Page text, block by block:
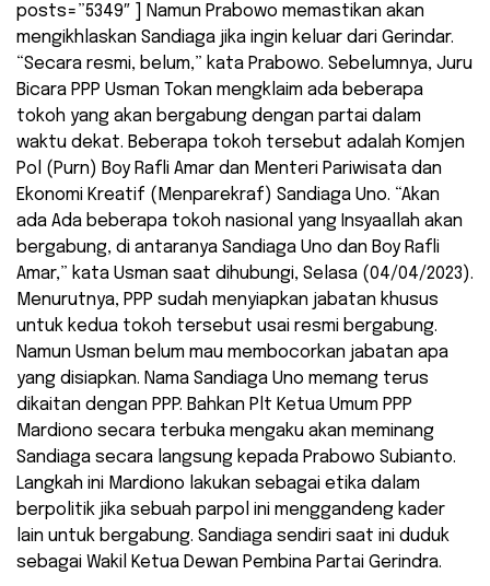
posts=”5349″ ] Namun Prabowo memastikan akan
mengikhlaskan Sandiaga jika ingin keluar dari Gerindar.
“Secara resmi, belum,” kata Prabowo. Sebelumnya, Juru
Bicara PPP Usman Tokan mengklaim ada beberapa
tokoh yang akan bergabung dengan partai dalam
waktu dekat. Beberapa tokoh tersebut adalah Komjen
Pol (Purn) Boy Rafli Amar dan Menteri Pariwisata dan
Ekonomi Kreatif (Menparekraf) Sandiaga Uno. “Akan
ada Ada beberapa tokoh nasional yang Insyaallah akan
bergabung, di antaranya Sandiaga Uno dan Boy Rafli
Amar,” kata Usman saat dihubungi, Selasa (04/04/2023).
Menurutnya, PPP sudah menyiapkan jabatan khusus
untuk kedua tokoh tersebut usai resmi bergabung.
Namun Usman belum mau membocorkan jabatan apa
yang disiapkan. Nama Sandiaga Uno memang terus
dikaitan dengan PPP. Bahkan Plt Ketua Umum PPP
Mardiono secara terbuka mengaku akan meminang
Sandiaga secara langsung kepada Prabowo Subianto.
Langkah ini Mardiono lakukan sebagai etika dalam
berpolitik jika sebuah parpol ini menggandeng kader
lain untuk bergabung. Sandiaga sendiri saat ini duduk
sebagai Wakil Ketua Dewan Pembina Partai Gerindra.